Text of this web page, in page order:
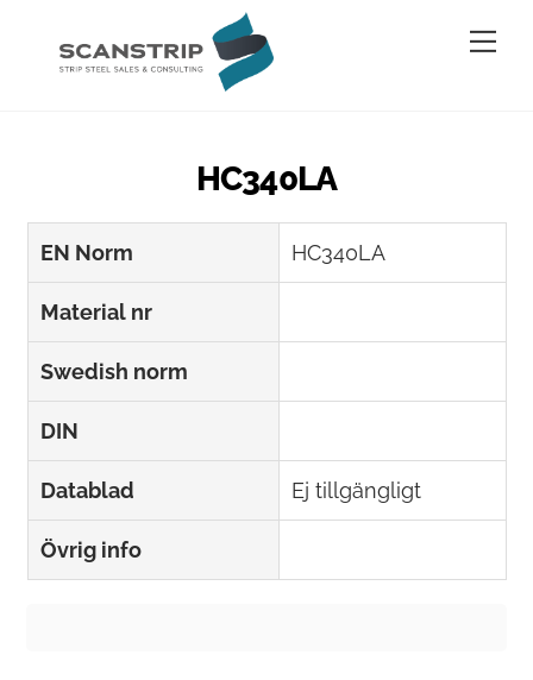
HC340LA
EN Norm HC340LA
Material nr
Swedish norm
DIN
Datablad Ej tillgängligt
Övrig info